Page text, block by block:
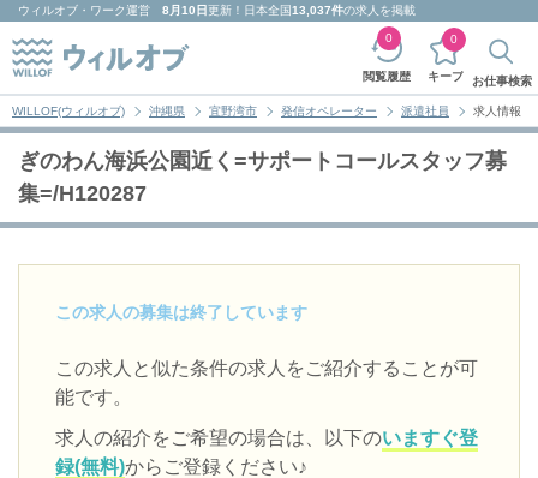
ウィルオブ・ワーク運営 8月10日更新！日本全国13,037件の求人を掲載
閲覧履歴
0
キープ
0
お仕事検索
WILLOF(ウィルオブ) 沖縄県 宜野湾市 発信オペレーター 派遣社員 求人情報
ぎのわん海浜公園近く=サポートコールスタッフ募
集=/H120287
この求人の募集は終了しています
この求人と似た条件の求人をご紹介することが可
能です。
求人の紹介をご希望の場合は、以下のいますぐ登
録(無料)からご登録ください♪